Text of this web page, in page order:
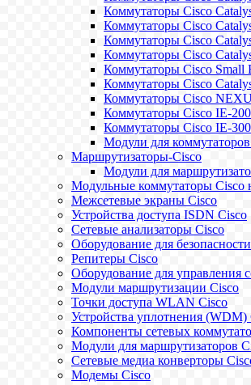
Коммутаторы Cisco
Коммутаторы Cisco
Коммутаторы Cisco
Коммутаторы Cisco
Коммутаторы Cisco Small
Коммутаторы Cisco
Коммутаторы Cisco
Коммутаторы Cisco IE-
Коммутаторы Cisco IE-
Модули для
Маршрутизаторы-Cisco
Модули для
Модульные коммутаторы Cisco
Межсетевые экраны Cisco
Устройства доступа ISDN Cisco
Сетевые анализаторы Cisco
Оборудование для
Репитеры Cisco
Оборудование для управления
Модули маршрутизации Cisco
Точки доступа WLAN Cisco
Устройства уплотнения (WDM)
Компоненты сетевых
Модули для маршрутизаторов
Сетевые медиа конверторы
Модемы Cisco